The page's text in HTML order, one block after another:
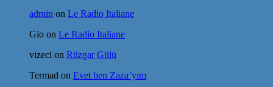
admin on Le Radio Italiane
Gio on Le Radio Italiane
vizeci on Rüzgar Gülü
Termad on Evet ben Zaza’yım